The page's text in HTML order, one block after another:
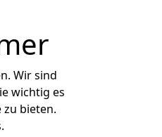
Wir sind
wichtig es
zu bieten.